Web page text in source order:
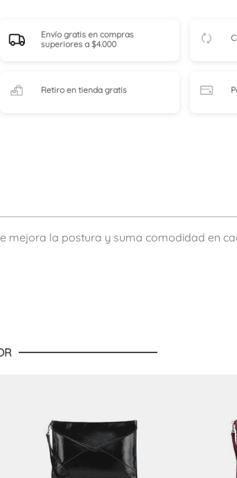
Envío gratis en compras
superiores a $4.000
Retiro en tienda gratis
mejora la postura y suma comodidad en